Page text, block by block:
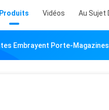
Produits Vidéos Au Sujet
Embrayent Porte-